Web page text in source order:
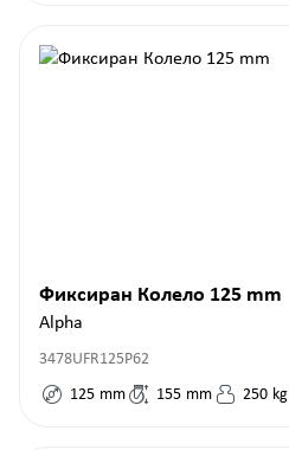
Фиксиран Колело 125 mm
Alpha
3478UFR125P62
125 mm 155 mm 250 kg